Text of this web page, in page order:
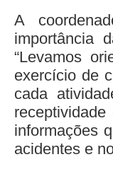
A
importância
“Levamos
exercício de
cada
informações
acidentes e